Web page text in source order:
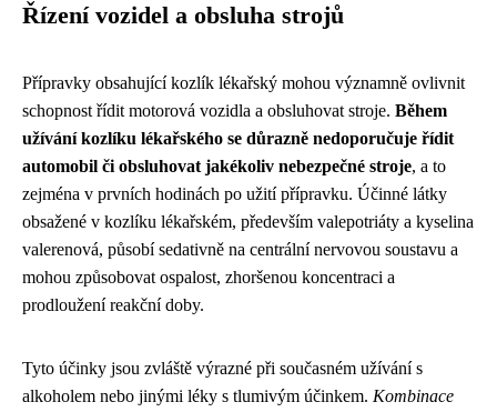
Řízení vozidel a obsluha strojů
Přípravky obsahující kozlík lékařský mohou významně ovlivnit
schopnost řídit motorová vozidla a obsluhovat stroje. Během
užívání kozlíku lékařského se důrazně nedoporučuje řídit
automobil či obsluhovat jakékoliv nebezpečné stroje, a to
zejména v prvních hodinách po užití přípravku. Účinné látky
obsažené v kozlíku lékařském, především valepotriáty a kyselina
valerenová, působí sedativně na centrální nervovou soustavu a
mohou způsobovat ospalost, zhoršenou koncentraci a
prodloužení reakční doby.
Tyto účinky jsou zvláště výrazné při současném užívání s
alkoholem nebo jinými léky s tlumivým účinkem. Kombinace